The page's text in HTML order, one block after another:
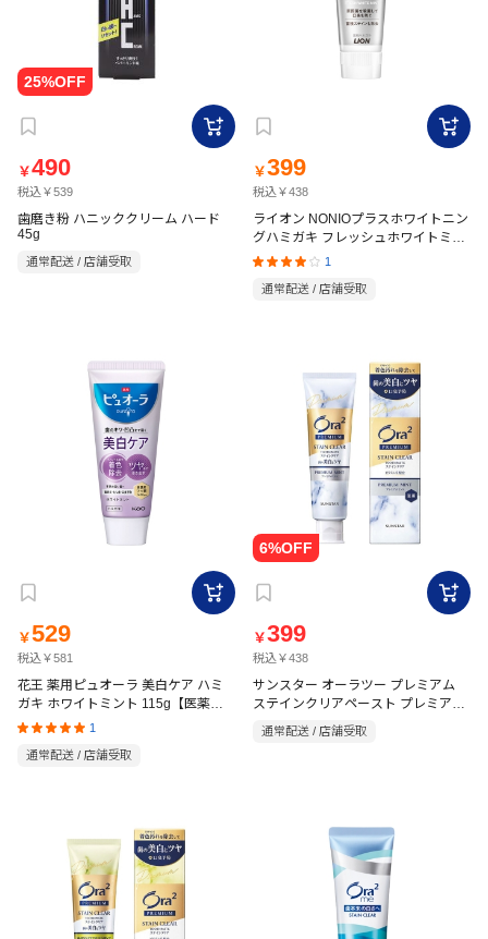
￥490
税込￥539
歯磨き粉 ハニッククリーム ハード
45g
通常配送 / 店舗受取
￥399
税込￥438
ライオン NONIOプラスホワイトニン
グハミガキ フレッシュホワイトミン
ト 130g
1
通常配送 / 店舗受取
￥529
税込￥581
花王 薬用ピュオーラ 美白ケア ハミ
ガキ ホワイトミント 115g【医薬部
外品】
1
通常配送 / 店舗受取
￥399
税込￥438
サンスター オーラツー プレミアム
ステインクリアペースト プレミアム
ミント 100g【医薬部外品】
通常配送 / 店舗受取